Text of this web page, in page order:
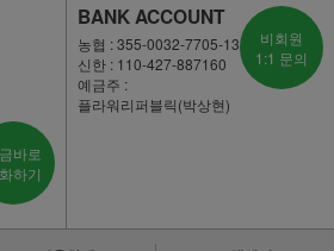
바로
하기
BANK ACCOUNT
농협 : 355-0032-7705-13
신한 : 110-427-887160
예금주 :
플라워리퍼블릭(박상현)
비회원
1:1 문의